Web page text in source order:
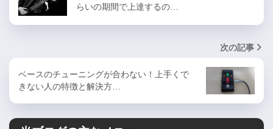
らいの期間で上達するの…
次の記事
ベースのチューニングが合わない！上手くで
きない人の特徴と解決方…